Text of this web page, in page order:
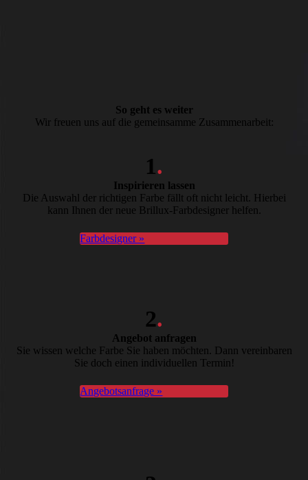
So geht es weiter
Wir freuen uns auf die gemeinsamme Zusammenarbeit:
1.
Inspirieren lassen
Die Auswahl der richtigen Farbe fällt oft nicht leicht. Hierbei
kann Ihnen der neue Brillux-Farbdesigner helfen.
Farbdesigner »
2.
Angebot anfragen
Sie wissen welche Farbe Sie haben möchten. Dann vereinbaren
Sie doch einen individuellen Termin!
Angebotsanfrage »